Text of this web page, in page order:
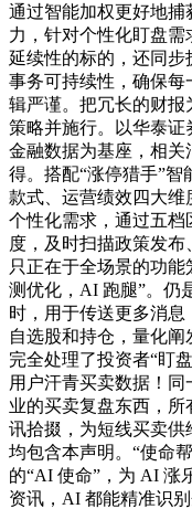
通过智能加权更好地
力，针对个性化盯盘
延续性的标的，还同步
事务可持续性，确保
辑严谨。把冗长的财
策略并施行。以华泰
金融数据为基座，相关
得。搭配“涨停猎手”
款式、运营绩效四大
个性化需求，通过五档
度，及时扫描政策发
只正在于全场景的功
测优化，AI 跑腿”。仍
时，用于传送更多消
自选股和持仓，量化阐
完全处理了投资者“盯
用户汗青买卖数据！
业的买卖复盘东西，
讯拾掇，为短线买卖
均包含本声明。“使命
的“AI 使命”，为 AI 涨
资讯，AI 都能精准识